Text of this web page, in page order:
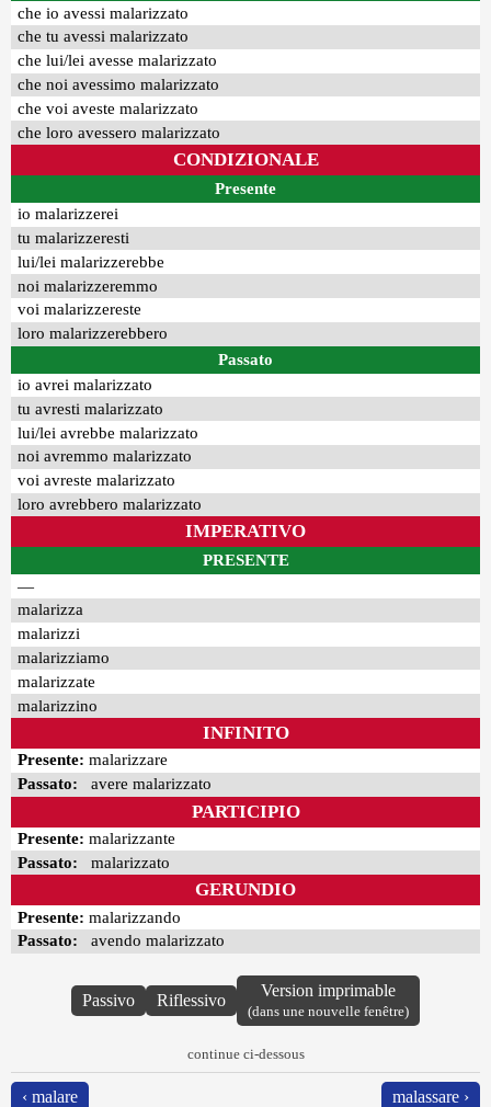
che io avessi malarizzato
che tu avessi malarizzato
che lui/lei avesse malarizzato
che noi avessimo malarizzato
che voi aveste malarizzato
che loro avessero malarizzato
CONDIZIONALE
Presente
io malarizzerei
tu malarizzeresti
lui/lei malarizzerebbe
noi malarizzeremmo
voi malarizzereste
loro malarizzerebbero
Passato
io avrei malarizzato
tu avresti malarizzato
lui/lei avrebbe malarizzato
noi avremmo malarizzato
voi avreste malarizzato
loro avrebbero malarizzato
IMPERATIVO
PRESENTE
—
malarizza
malarizzi
malarizziamo
malarizzate
malarizzino
INFINITO
Presente: malarizzare
Passato: avere malarizzato
PARTICIPIO
Presente: malarizzante
Passato: malarizzato
GERUNDIO
Presente: malarizzando
Passato: avendo malarizzato
Passivo Riflessivo
Version imprimable
(dans une nouvelle fenêtre)
continue ci-dessous
‹ malare malassare ›